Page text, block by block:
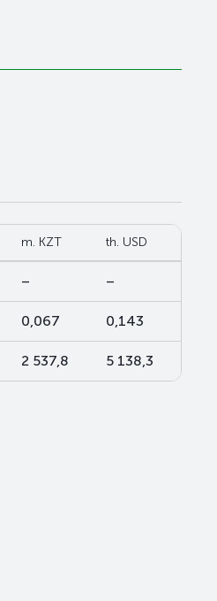
m. KZT th. USD
– –
0,067 0,143
2 537,8 5 138,3